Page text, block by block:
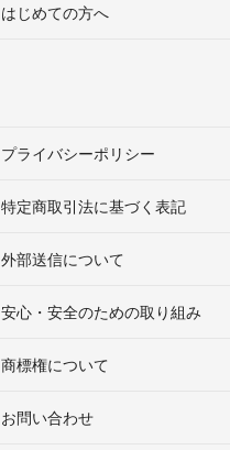
はじめての方へ
プライバシーポリシー
特定商取引法に基づく表記
外部送信について
安心・安全のための取り組み
商標権について
お問い合わせ